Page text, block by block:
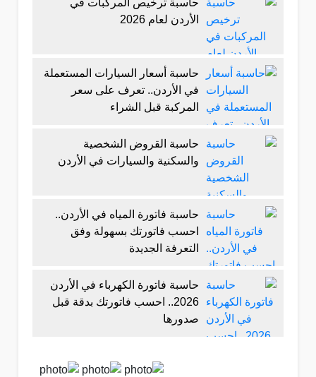
حاسبة ترخيص المركبات في
الأردن لعام 2026
حاسبة أسعار السيارات المستعملة
في الأردن.. تعرف على سعر
المركبة قبل الشراء
حاسبة القروض الشخصية
والسكنية والسيارات في الأردن
حاسبة فاتورة المياه في الأردن..
احسب فاتورتك بسهولة وفق
التعرفة الجديدة
حاسبة فاتورة الكهرباء في الأردن
2026.. احسب فاتورتك بدقة قبل
صدورها